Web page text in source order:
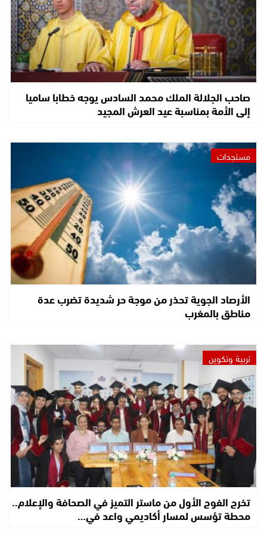
صاحب الجلالة الملك محمد السادس يوجه خطابا ساميا
إلى الأمة بمناسبة عيد العرش المجيد
مستجدات
الأرصاد الجوية تحذر من موجة حر شديدة تضرب عدة
مناطق بالمغرب
تربية وتكوين
تخرج الفوج الأول من ماستر التميز في الصحافة والإعلام..
محطة تؤسس لمسار أكاديمي واعد في…